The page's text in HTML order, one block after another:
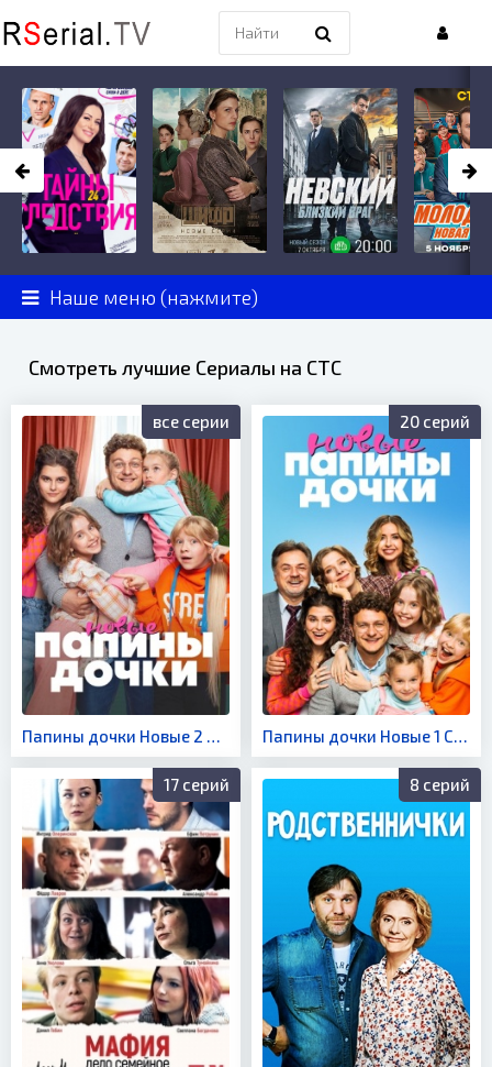
Наше меню (нажмите)
Смотреть лучшие Сериалы на СТС
все серии
Папины дочки Новые 2 Сезон
20 серий
Папины дочки Новые 1 Сезон
17 серий 8 серий